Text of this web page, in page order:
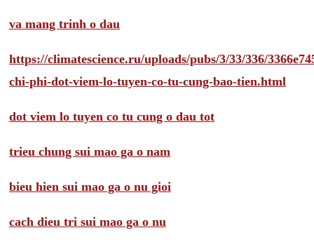
va mang trinh o dau
https://climatescience.ru/uploads/pubs/3/33/336/
chi-phi-dot-viem-lo-tuyen-co-tu-cung-bao-tien.html
dot viem lo tuyen co tu cung o dau tot
trieu chung sui mao ga o nam
bieu hien sui mao ga o nu gioi
cach dieu tri sui mao ga o nu